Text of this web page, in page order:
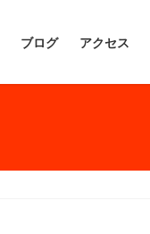
ブログ アクセス